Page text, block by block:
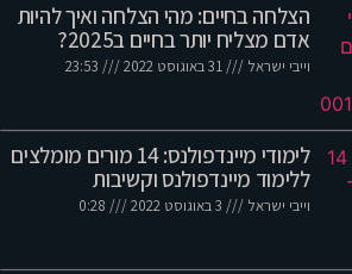
הצלחה בחיים: מהי הצלחה ואיך להיות
אדם מצליח יותר בחיים ב2025?
וייבי ישראל 31 באוגוסט 2022
לימודי מיינדפולנס: 14 מורים מומלצים
ללימוד מיינדפולנס וקשיבות
וייבי ישראל